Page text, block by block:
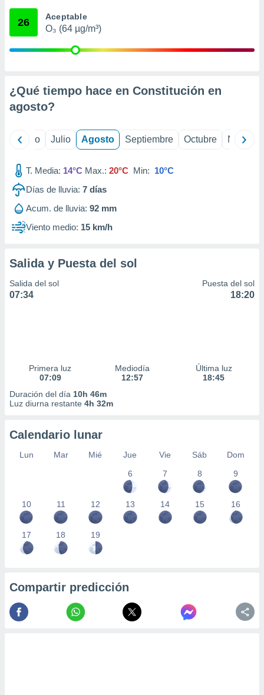
e
publicidad
1199
26 Aceptable
O₃ (64 µg/m³)
¿Qué tiempo hace en Constitución en
agosto?
Junio Julio Agosto Septiembre Octubre
T. Media: 14°C Max.: 20°C Min: 10°C
Días de lluvia: 7 días
Acum. de lluvia: 92 mm
Viento medio: 15 km/h
Salida y Puesta del sol
Salida del sol
07:34
Puesta del sol
18:20
Primera luz
07:09
Mediodía
12:57
Última luz
18:45
Duración del día 10h 46m
Luz diurna restante 4h 32m
Calendario lunar
Lun Mar Mié Jue Vie Sáb
Dom
6
7 8 9
10 11 12 13 14 15 16
17 18 19
Compartir predicción